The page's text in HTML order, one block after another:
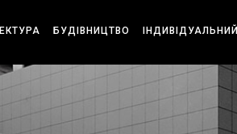
БУДІВНИЦТВО